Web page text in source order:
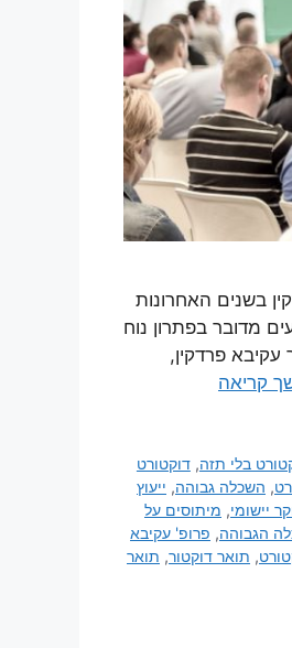
בשנים האחרונות
מדובר בפתרון נוח
עקיבא פרדקין,
קריאה
בלי תזה,דוקטורט
, השכלה גבוהה, ייעוץ
יישומי, מיתוסים על
הגבוהה, פרופ' עקיבא
, תואר דוקטור, תואר